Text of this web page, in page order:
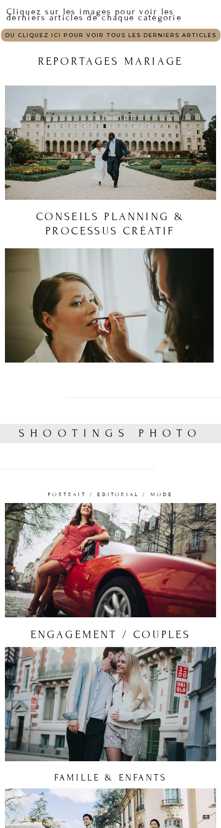
Cliquez sur les images pour voir les
derniers articles de chaque catégorie
OU CLIQUEZ ICI POUR VOIR TOUS LES DERNIERS ARTICLES
REPORTAGES MARIAGE
CONSEILS PLANNING &
PROCESSUS CRÉATIF
SHOOTINGS PHOTO
PORTRAIT / EDITORIAL / MODE
ENGAGEMENT / COUPLES
FAMILLE & ENFANTS